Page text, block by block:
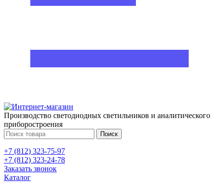
Производство светодиодных светильников и аналитического
приборостроения
Поиск
+7 (812) 323-75-97
+7 (812) 323-24-78
Заказать звонок
Каталог